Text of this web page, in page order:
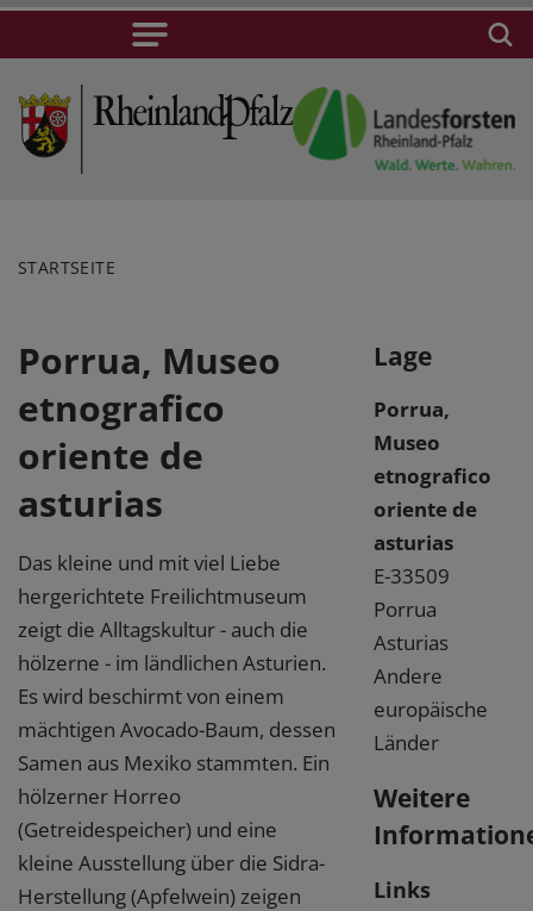
STARTSEITE
Porrua, Museo
etnografico
oriente de
asturias
Das kleine und mit viel Liebe
hergerichtete Freilichtmuseum
zeigt die Alltagskultur - auch die
hölzerne - im ländlichen Asturien.
Es wird beschirmt von einem
mächtigen Avocado-Baum, dessen
Samen aus Mexiko stammten. Ein
hölzerner Horreo
(Getreidespeicher) und eine
kleine Ausstellung über die Sidra-
Herstellung (Apfelwein) zeigen
Lage
Porrua,
Museo
etnografico
oriente de
asturias
E-33509
Porrua
Asturias
Andere
europäische
Länder
Weitere
Links